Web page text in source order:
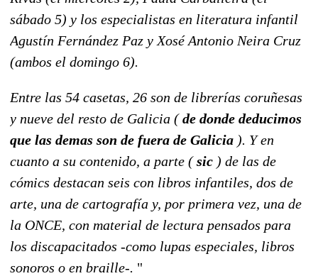
sábado 5) y los especialistas en literatura infantil
Agustín Fernández Paz y Xosé Antonio Neira Cruz
(ambos el domingo 6).
Entre las 54 casetas, 26 son de librerías coruñesas
y nueve del resto de Galicia (de donde deducimos
que las demas son de fuera de Galicia ). Y en
cuanto a su contenido, a parte (sic ) de las de
cómics destacan seis con libros infantiles, dos de
arte, una de cartografía y, por primera vez, una de
la ONCE, con material de lectura pensados para
los discapacitados -como lupas especiales, libros
sonoros o en braille-. "